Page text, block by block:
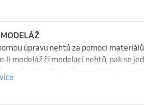
úpravu nehtů za pomoci
li modeláž či modelaci nehtů, pak se
pomůcek a přístrojů upravujete tvar,
-1350 ,-  dle náročnosti a délky.